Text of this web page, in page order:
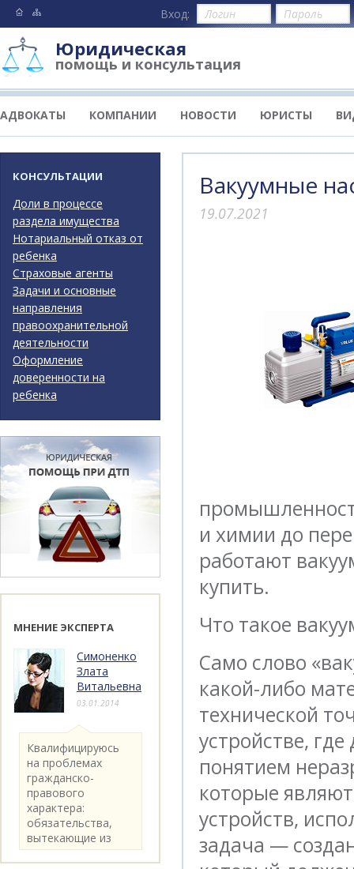
Вход:
Юридическая
помощь и консультация
АДВОКАТЫ КОМПАНИИ НОВОСТИ ЮРИСТЫ
Вакуумные
19.07.2021
и химии до
работают
купить.
Что такое
Само слово
какой-либо
технической
устройстве,
понятием
которые
устройств,
задача —
КОНСУЛЬТАЦИИ
Доли в процессе
раздела имущества
Нотариальный отказ от
ребенка
Страховые агенты
Задачи и основные
направления
правоохранительной
деятельности
Оформление
доверенности на
ребенка
МНЕНИЕ ЭКСПЕРТА
Симоненко
Злата
Витальевна
03.01.2014
Квалифицируюсь
на проблемах
гражданско-
правового
характера:
обязательства,
вытекающие из
категории..